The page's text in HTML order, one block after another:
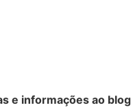
e informações ao blog